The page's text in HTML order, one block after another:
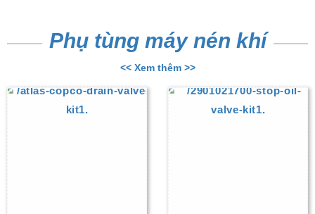
Phụ tùng máy nén khí
<< Xem thêm >>